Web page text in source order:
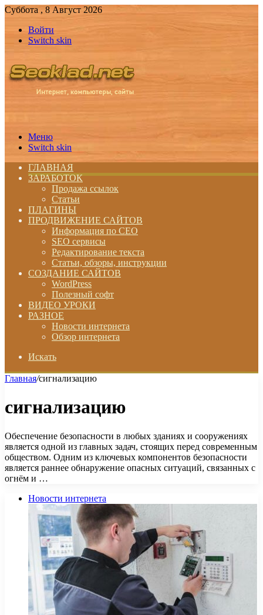
Суббота , 8 Август 2026
Войти
Switch skin
Меню
Switch skin
ГЛАВНАЯ
ЗАРАБОТОК
Продажа ссылок
Статьи
ПЛАГИНЫ
ПРОДВИЖЕНИЕ САЙТОВ
Информация по СЕО
SEO сервисы
Редактирование текста
Статьи, обзоры, инструкции
СОЗДАНИЕ САЙТОВ
WordPress
Полезный софт
ВИДЕО УРОКИ
РАЗНОЕ
Новости интернета
Обзор интернета
Искать
Главная/сигнализацию
сигнализацию
Обеспечение безопасности в любых зданиях и сооружениях
является одной из главных задач, стоящих перед современным
обществом. Одним из ключевых компонентов безопасности
является раннее обнаружение опасных ситуаций, связанных с
огнём и …
Новости интернета